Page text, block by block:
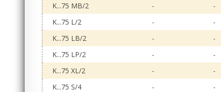
K...75 MB/2
-
-
K...75 L/2
-
-
K...75 LB/2
-
-
K...75 LP/2
-
-
K...75 XL/2
-
-
K...75 S/4
-
-